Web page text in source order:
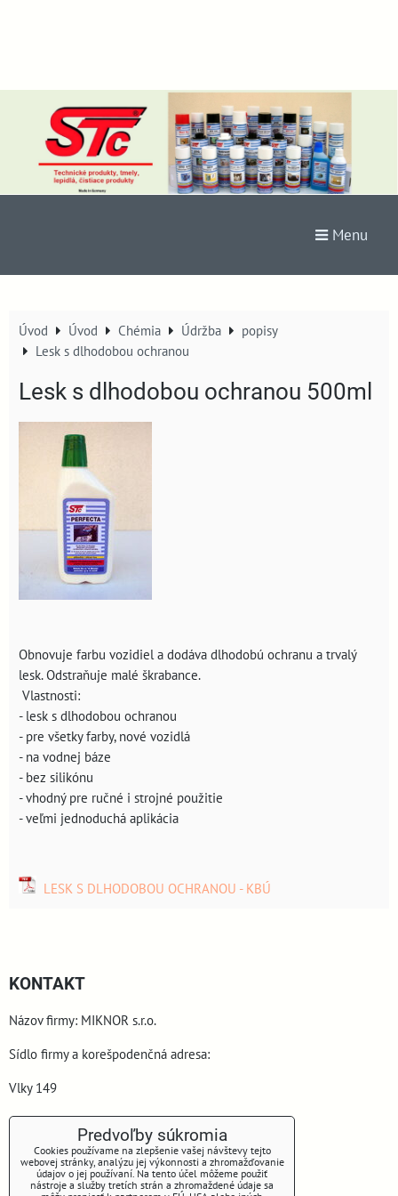
Menu
Úvod Úvod Chémia Údržba
popisy
Lesk s dlhodobou ochranou
Lesk s dlhodobou ochranou 500ml
Obnovuje farbu vozidiel a dodáva dlhodobú ochranu a trvalý
lesk. Odstraňuje malé škrabance.
Vlastnosti:
- lesk s dlhodobou ochranou
- pre všetky farby, nové vozidlá
- na vodnej báze
- bez silikónu
- vhodný pre ručné i strojné použitie
- veľmi jednoduchá aplikácia
LESK S DLHODOBOU OCHRANOU - KBÚ
KONTAKT
Názov firmy: MIKNOR s.r.o.
Sídlo firmy a korešpodenčná adresa:
Vlky 149
900 44 Vlky
Predvoľby súkromia
Cookies používame na zlepšenie vašej návštevy tejto
webovej stránky, analýzu jej výkonnosti a zhromažďovanie
údajov o jej používaní. Na tento účel môžeme použiť
nástroje a služby tretích strán a zhromaždené údaje sa